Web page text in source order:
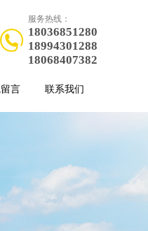
服务热线：
18036851280
18994301288
18068407382
言 联系我们